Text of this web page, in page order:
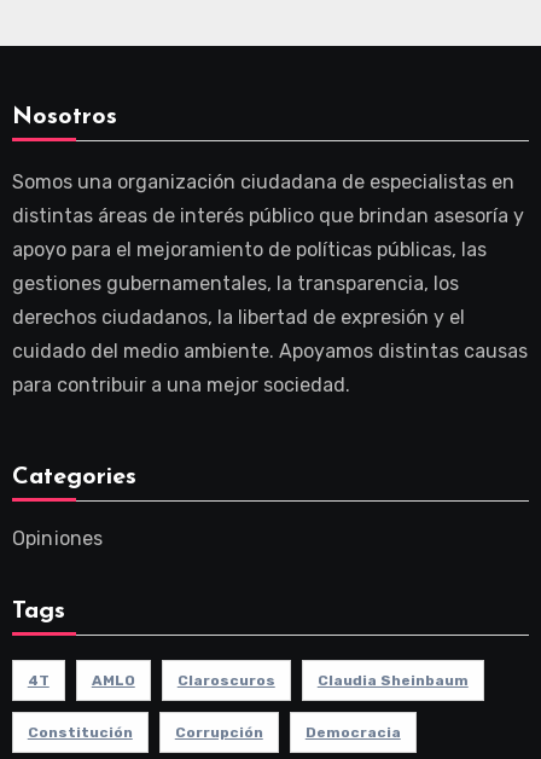
Nosotros
Somos una organización ciudadana de especialistas en
distintas áreas de interés público que brindan asesoría y
apoyo para el mejoramiento de políticas públicas, las
gestiones gubernamentales, la transparencia, los
derechos ciudadanos, la libertad de expresión y el
cuidado del medio ambiente. Apoyamos distintas causas
para contribuir a una mejor sociedad.
Categories
Opiniones
Tags
4T AMLO Claroscuros Claudia Sheinbaum
Constitución Corrupción Democracia